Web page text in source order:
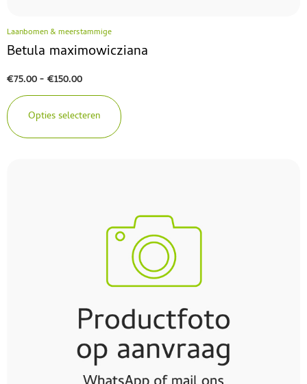
Laanbomen & meerstammige
Betula maximowicziana
€75.00-€150.00
Opties selecteren